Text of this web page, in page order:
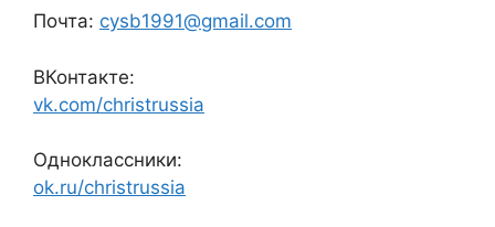
Почта: cysb1991@gmail.com
ВКонтакте:
vk.com/christrussia
Одноклассники:
ok.ru/christrussia